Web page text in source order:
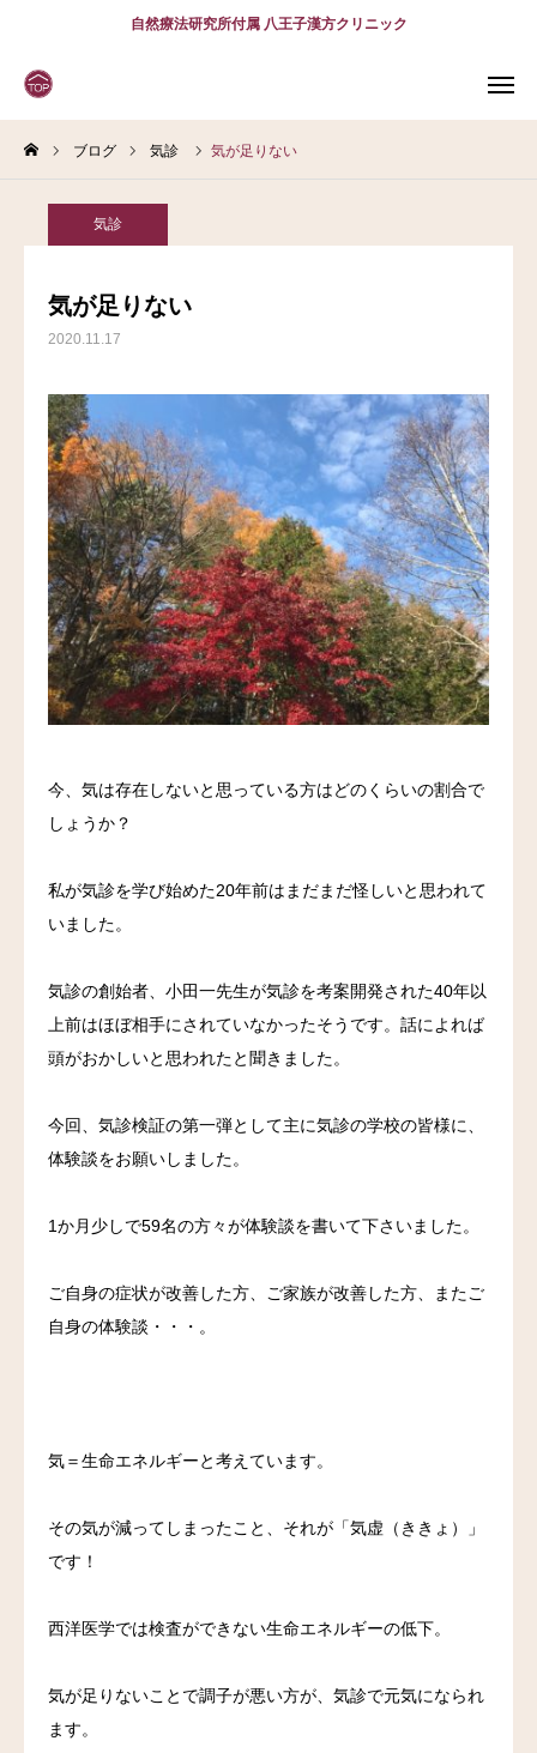
自然療法研究所付属 八王子漢方クリニック
ブログ 気診 気が足りない
気診
気が足りない
2020.11.17
今、気は存在しないと思っている方はどのくらいの割合で
しょうか？
私が気診を学び始めた20年前はまだまだ怪しいと思われて
いました。
気診の創始者、小田一先生が気診を考案開発された40年以
上前はほぼ相手にされていなかったそうです。話によれば
頭がおかしいと思われたと聞きました。
今回、気診検証の第一弾として主に気診の学校の皆様に、
体験談をお願いしました。
1か月少しで59名の方々が体験談を書いて下さいました。
ご自身の症状が改善した方、ご家族が改善した方、またご
自身の体験談・・・。
気＝生命エネルギーと考えています。
その気が減ってしまったこと、それが「気虚（ききょ）」
です！
西洋医学では検査ができない生命エネルギーの低下。
気が足りないことで調子が悪い方が、気診で元気になられ
ます。
WEB予約
電話予約
当院について
診療案内
スタッフ紹介
料金
アクセス
ブログ
気診の学校